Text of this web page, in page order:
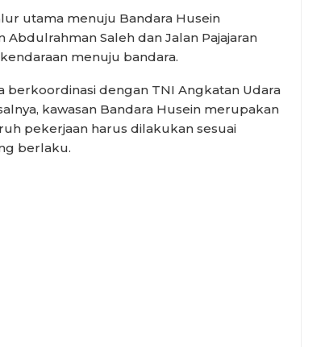
utama menuju Bandara Husein
Abdulrahman Saleh dan Jalan Pajajaran
menuju bandara.
berkoordinasi dengan TNI Angkatan Udara
kawasan Bandara Husein merupakan
pekerjaan harus dilakukan sesuai
berlaku.